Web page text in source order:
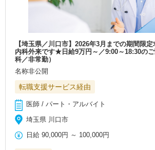
【埼玉県／川口市】2026年3月までの期間限
内科外来です★日給9万円～／9:00～18:30の
科／非常勤）
名称非公開
転職支援サービス経由
医師 / パート・アルバイト
埼玉県 川口市
日給 90,000円 ～ 100,000円